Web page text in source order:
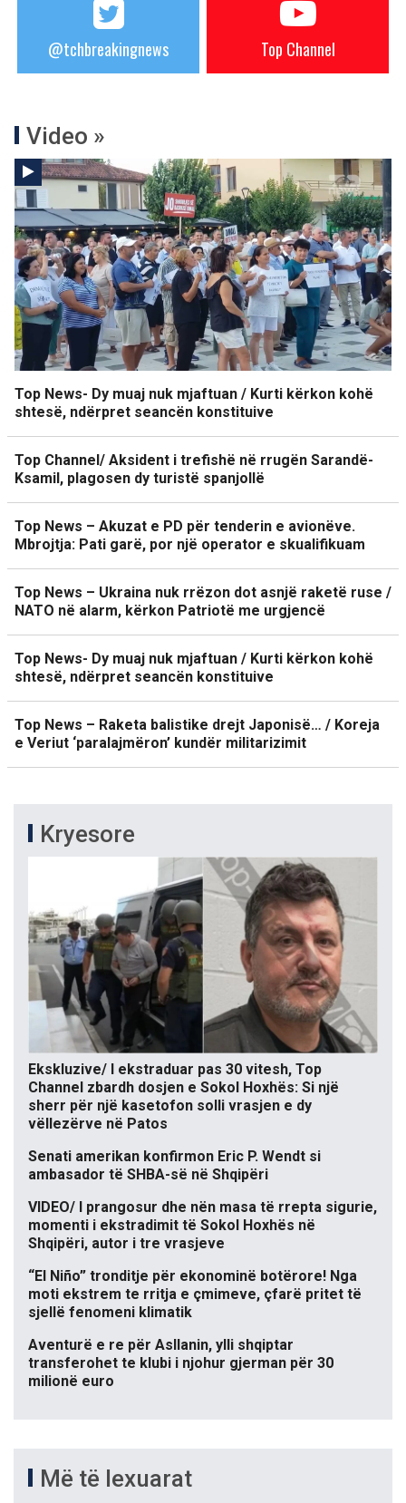
@tchbreakingnews Top Channel
Video »
Top News- Dy muaj nuk mjaftuan / Kurti kërkon kohë
shtesë, ndërpret seancën konstituive
Top Channel/ Aksident i trefishë në rrugën Sarandë-
Ksamil, plagosen dy turistë spanjollë
Top News – Akuzat e PD për tenderin e avionëve.
Mbrojtja: Pati garë, por një operator e skualifikuam
Top News – Ukraina nuk rrëzon dot asnjë raketë ruse /
NATO në alarm, kërkon Patriotë me urgjencë
Top News- Dy muaj nuk mjaftuan / Kurti kërkon kohë
shtesë, ndërpret seancën konstituive
Top News – Raketa balistike drejt Japonisë… / Koreja
e Veriut ‘paralajmëron’ kundër militarizimit
Kryesore
Ekskluzive/ I ekstraduar pas 30 vitesh, Top
Channel zbardh dosjen e Sokol Hoxhës: Si një
sherr për një kasetofon solli vrasjen e dy
vëllezërve në Patos
Senati amerikan konfirmon Eric P. Wendt si
ambasador të SHBA-së në Shqipëri
VIDEO/ I prangosur dhe nën masa të rrepta sigurie,
momenti i ekstradimit të Sokol Hoxhës në
Shqipëri, autor i tre vrasjeve
“El Niño” tronditje për ekonominë botërore! Nga
moti ekstrem te rritja e çmimeve, çfarë pritet të
sjellë fenomeni klimatik
Aventurë e re për Asllanin, ylli shqiptar
transferohet te klubi i njohur gjerman për 30
milionë euro
Më të lexuarat